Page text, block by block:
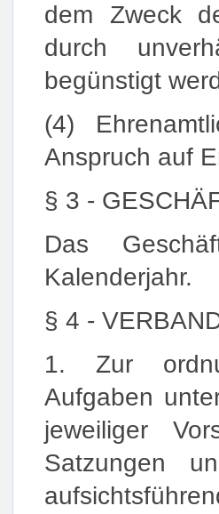
dem Zweck
durch
begünstigt
(4)
Anspruch auf
§ 3 -
Das
Kalenderjahr.
§ 4 -
1. Zur
Aufgaben
jeweiliger
Satzungen